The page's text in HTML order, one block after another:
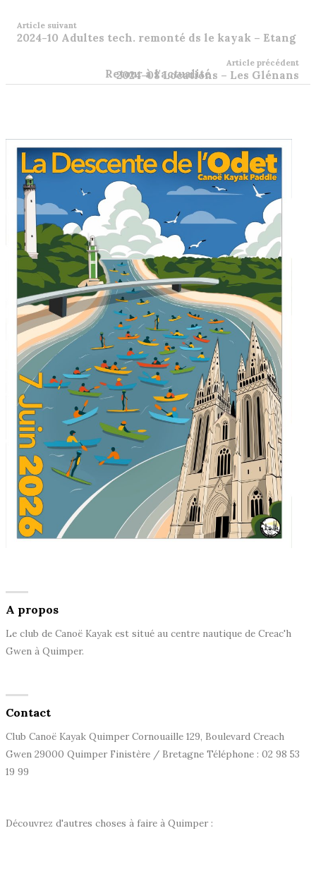
Article suivant
2024-10 Adultes tech. remonté ds le kayak – Etang
Article précédent
2024-08 Locations – Les Glénans
Retour à l'actualité
A propos
Le club de Canoë Kayak est situé au centre nautique de Creac'h
Gwen à Quimper.
Contact
Club Canoë Kayak Quimper Cornouaille 129, Boulevard Creach
Gwen 29000 Quimper Finistère / Bretagne Téléphone : 02 98 53
19 99
Découvrez d'autres choses à faire à Quimper :